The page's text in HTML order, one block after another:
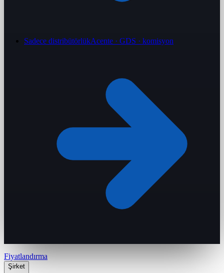
Sadece distribütörlükAcente · GDS · komisyon
Fiyatlandırma
Şirket